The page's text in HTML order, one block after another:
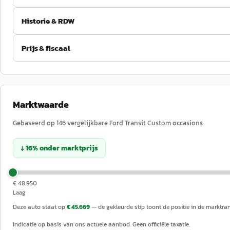
Historie & RDW
Prijs & fiscaal
Marktwaarde
Gebaseerd op 146vergelijkbareFord Transit Customoccasions
↓16%ondermarktprijs
€ 48.950
Laag
Deze auto staat op€ 45.669— de gekleurde stip toont de positie in de
Indicatie op basis van ons actuele aanbod. Geen officiële taxatie.